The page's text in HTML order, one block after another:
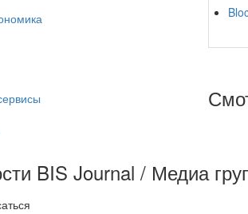
BIS Journal / Медиа